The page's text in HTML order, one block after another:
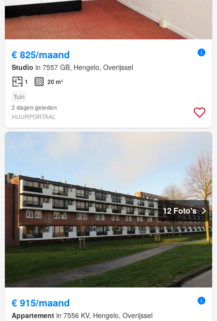
€ 825/maand
Studio in 7557 GB, Hengelo, Overijssel
1 20 m²
Tuin
2 dagen geleden
HUURPORTAAL
12 Foto's
€ 915/maand
Appartement in 7556 KV, Hengelo, Overijssel